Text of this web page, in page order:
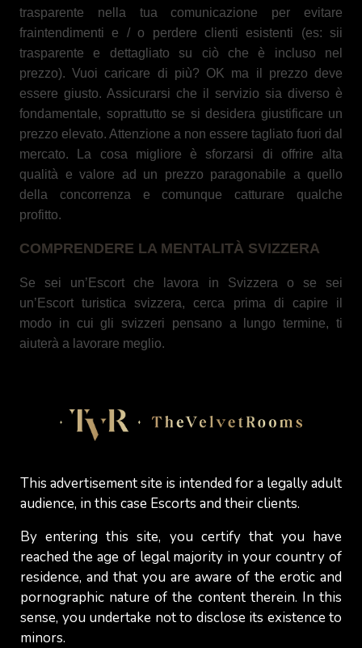
trasparente nella tua comunicazione per evitare
fraintendimenti e / o perdere clienti esistenti (es: sii
trasparente e dettagliato su ciò che è incluso nel
prezzo). Vuoi caricare di più? OK ma il prezzo deve
essere giusto. Assicurarsi che il servizio sia diverso è
fondamentale, soprattutto se si desidera giustificare un
prezzo elevato. Attenzione a non essere tagliato fuori dal
mercato. La cosa migliore è sforzarsi di offrire alta
qualità e valore ad un prezzo paragonabile a quello
della concorrenza e comunque catturare qualche
profitto.
COMPRENDERE LA MENTALITÀ SVIZZERA
Se sei un’Escort che lavora in Svizzera o se sei
un’Escort turistica svizzera, cerca prima di capire il
modo in cui gli svizzeri pensano a lungo termine, ti
aiuterà a lavorare meglio.
valutano deliberatamente il loro servizio basso per
attirare l'attenzione dei clienti a cui sperano di vendere
temono che la qualità di un servizio sia scarsa se il
prezzo è troppo basso. Molti cercano il valore e non solo
incontrare una ragazza Escort che fornisce un buon
servizio sono di solito disposti pagare il prezzo che i
servizi valgono.
Impostare prezzi troppo bassi può trasmettere il
messaggio a quei clienti che il tuo servizio non è buono
This advertisement site is intended for a legally adult
audience, in this case Escorts and their clients.
By entering this site, you certify that you have
reached the age of legal majority in your country of
residence, and that you are aware of the erotic and
pornographic nature of the content therein. In this
sense, you undertake not to disclose its existence to
minors.